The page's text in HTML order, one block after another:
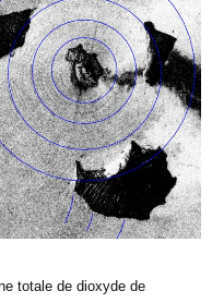
totale de dioxyde de